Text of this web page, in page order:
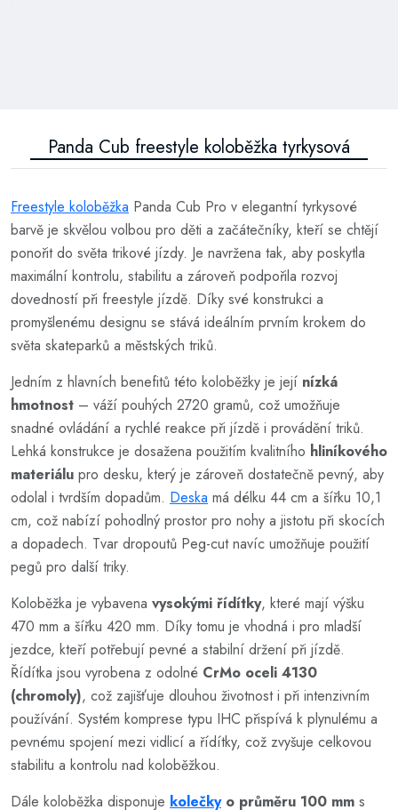
Panda Cub freestyle koloběžka tyrkysová
Freestyle koloběžka Panda Cub Pro v elegantní tyrkysové
barvě je skvělou volbou pro děti a začátečníky, kteří se chtějí
ponořit do světa trikové jízdy. Je navržena tak, aby poskytla
maximální kontrolu, stabilitu a zároveň podpořila rozvoj
dovedností při freestyle jízdě. Díky své konstrukci a
promyšlenému designu se stává ideálním prvním krokem do
světa skateparků a městských triků.
Jedním z hlavních benefitů této koloběžky je její nízká
hmotnost – váží pouhých 2720 gramů, což umožňuje
snadné ovládání a rychlé reakce při jízdě i provádění triků.
Lehká konstrukce je dosažena použitím kvalitního hliníkového
materiálu pro desku, který je zároveň dostatečně pevný, aby
odolal i tvrdším dopadům. Deska má délku 44 cm a šířku 10,1
cm, což nabízí pohodlný prostor pro nohy a jistotu při skocích
a dopadech. Tvar dropoutů Peg-cut navíc umožňuje použití
pegů pro další triky.
Koloběžka je vybavena vysokými řídítky, které mají výšku
470 mm a šířku 420 mm. Díky tomu je vhodná i pro mladší
jezdce, kteří potřebují pevné a stabilní držení při jízdě.
Řídítka jsou vyrobena z odolné CrMo oceli 4130
(chromoly), což zajišťuje dlouhou životnost i při intenzivním
používání. Systém komprese typu IHC přispívá k plynulému a
pevnému spojení mezi vidlicí a řídítky, což zvyšuje celkovou
stabilitu a kontrolu nad koloběžkou.
Dále koloběžka disponuje kolečkyo průměru 100 mm s